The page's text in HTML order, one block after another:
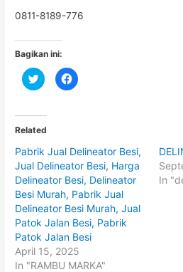
0811-8189-776
Bagikan ini:
C
l
t
o
s
h
a
r
e
o
n
T
w
i
t
e
r
(
O
C
l
h
a
r
e
o
n
F
a
c
e
b
o
o
k
(
Related
Pabrik Jual Delineator Besi,
Jual Delineator Besi, Harga
Delineator Besi, Delineator
Besi Murah, Pabrik Jual
Delineator Besi Murah, Jual
Patok Jalan Besi, Pabrik
Patok Jalan Besi
April 15, 2025
In "RAMBU MARKA"
In